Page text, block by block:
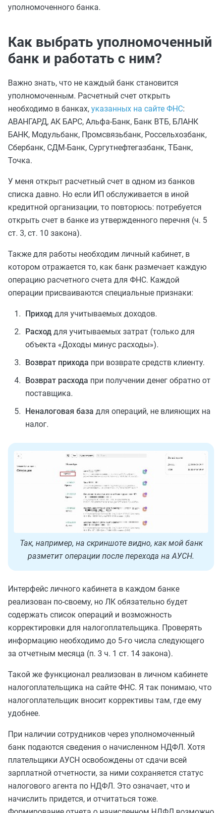
уполномоченного банка.
Как выбрать уполномоченный
банк и работать с ним?
Важно знать, что не каждый банк становится
уполномоченным. Расчетный счет открыть
необходимо в банках, указанных на сайте ФНС:
АВАНГАРД, АК БАРС, Альфа-Банк, Банк ВТБ, БЛАНК
БАНК, Модульбанк, Промсвязьбанк, Россельхозбанк,
Сбербанк, СДМ-Банк, Сургутнефтегазбанк, ТБанк,
Точка.
У меня открыт расчетный счет в одном из банков
списка давно. Но если ИП обслуживается в иной
кредитной организации, то повторюсь: потребуется
открыть счет в банке из утвержденного перечня (ч. 5
ст. 3, ст. 10 закона).
Также для работы необходим личный кабинет, в
котором отражается то, как банк размечает каждую
операцию расчетного счета для ФНС. Каждой
операции присваиваются специальные признаки:
Приход для учитываемых доходов.
Расход для учитываемых затрат (только для
объекта «Доходы минус расходы»).
Возврат прихода при возврате средств клиенту.
Возврат расхода при получении денег обратно от
поставщика.
Неналоговая база для операций, не влияющих на
налог.
Так, например, на скриншоте видно, как мой банк
разметит операции после перехода на АУСН.
Интерфейс личного кабинета в каждом банке
реализован по-своему, но ЛК обязательно будет
содержать список операций и возможность
корректировки для налогоплательщика. Проверять
информацию необходимо до 5-го числа следующего
за отчетным месяца (п. 3 ч. 1 ст. 14 закона).
Такой же функционал реализован в личном кабинете
налогоплательщика на сайте ФНС. Я так понимаю, что
налогоплательщик вносит коррективы там, где ему
удобнее.
При наличии сотрудников через уполномоченный
банк подаются сведения о начисленном НДФЛ. Хотя
плательщики АУСН освобождены от сдачи всей
зарплатной отчетности, за ними сохраняется статус
налогового агента по НДФЛ. Это означает, что и
начислить придется, и отчитаться тоже.